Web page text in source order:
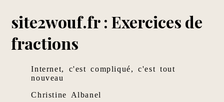
site2wouf.fr : Exercices de
fractions
Internet, c'est compliqué, c'est tout
nouveau
Christine Albanel